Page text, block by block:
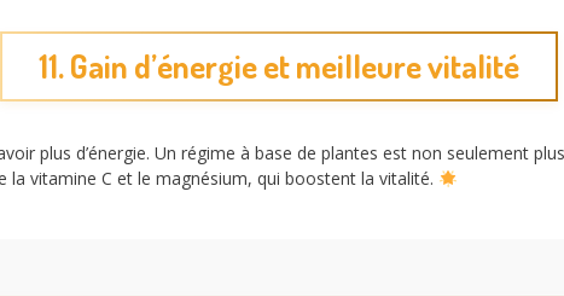
11. Gain d’énergie et meilleure vitalité
plus d’énergie. Un régime à base de plantes est non seulement
vitamine C et le magnésium, qui boostent la vitalité.